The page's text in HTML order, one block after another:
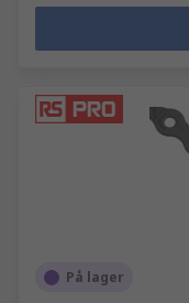
På lager